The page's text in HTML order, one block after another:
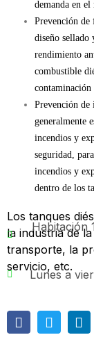
demanda en el
Prevención de
diseño sellado
rendimiento
combustible
contaminación
Prevención de
generalmente
incendios y
seguridad,
incendios y
dentro de los
Los tanques
la industria de
transporte, la
servicio, etc.
Habitación
Lunes a